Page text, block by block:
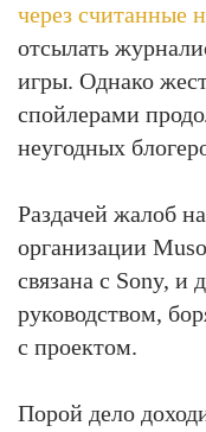
через считанные
отсылать
игры. Однако
спойлерами
неугодных
Раздачей жалоб
организации
связана с Sony, и
руководством,
с проектом.
Порой дело